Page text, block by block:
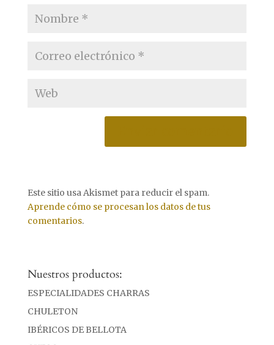
Este sitio usa Akismet para reducir el spam.
Aprende cómo se procesan los datos de tus
comentarios.
Nuestros productos:
ESPECIALIDADES CHARRAS
CHULETON
IBÉRICOS DE BELLOTA